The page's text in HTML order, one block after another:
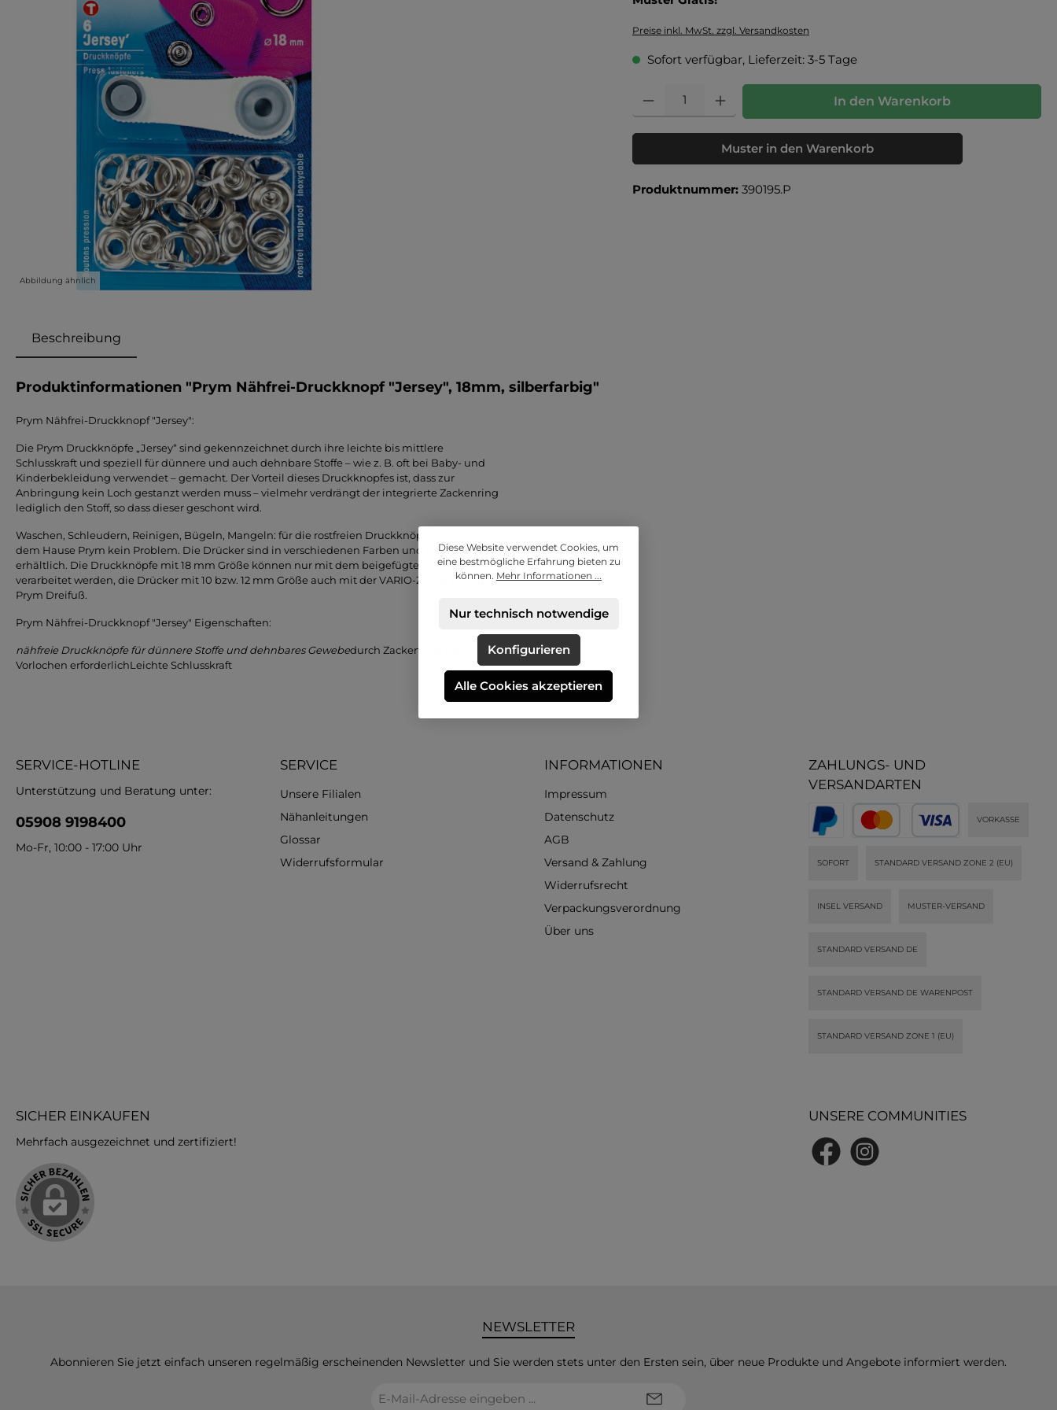
Abbildung ähnlich
Preise inkl. MwSt. zzgl. Versandkosten
Sofort verfügbar, Lieferzeit: 3-5 Tage
Produkt Anzahl: Gib den gewünschten Wert ein oder benutze die Schaltflächen um die
In den Warenkorb
Muster in den Warenkorb
Produktnummer: 390195.P
Beschreibung
Produktinformationen "Prym Nähfrei-Druckknopf "Jersey", 18mm, silberfarbig"
Prym Nähfrei-Druckknopf "Jersey":
Die Prym Druckknöpfe „Jersey“ sind gekennzeichnet durch ihre leichte bis mittlere
Schlusskraft und speziell für dünnere und auch dehnbare Stoffe – wie z. B. oft bei Baby- und
Kinderbekleidung verwendet – gemacht. Der Vorteil dieses Druckknopfes ist, dass zur
Anbringung kein Loch gestanzt werden muss – vielmehr verdrängt der integrierte Zackenring
lediglich den Stoff, so dass dieser geschont wird.
Waschen, Schleudern, Reinigen, Bügeln, Mangeln: für die rostfreien Druckknöpfe „Jersey“ aus
dem Hause Prym kein Problem. Die Drücker sind in verschiedenen Farben und Designs
erhältlich. Die Druckknöpfe mit 18 mm Größe können nur mit dem beigefügten Werkzeug
verarbeitet werden, die Drücker mit 10 bzw. 12 mm Größe auch mit der VARIO-Zange bzw. dem
Prym Dreifuß.
Prym Nähfrei-Druckknopf "Jersey" Eigenschaften:
nähfreie Druckknöpfe für dünnere Stoffe und dehnbares Gewebedurch Zackenring kein
Vorlochen erforderlichLeichte Schlusskraft
SERVICE-HOTLINE
Unterstützung und Beratung unter:
05908 9198400
Mo-Fr, 10:00 - 17:00 Uhr
SERVICE
Unsere Filialen
Nähanleitungen
Glossar
Widerrufsformular
INFORMATIONEN
Impressum
Datenschutz
AGB
Versand & Zahlung
Widerrufsrecht
Verpackungsverordnung
Über uns
ZAHLUNGS- UND
VERSANDARTEN
VORKASSE
SOFORT STANDARD VERSAND ZONE 2 (EU)
INSEL VERSAND MUSTER-VERSAND
STANDARD VERSAND DE
STANDARD VERSAND DE WARENPOST
STANDARD VERSAND ZONE 1 (EU)
SICHER EINKAUFEN
Mehrfach ausgezeichnet und zertifiziert!
UNSERE COMMUNITIES
FacebookInstagram
NEWSLETTER
Abonnieren Sie jetzt einfach unseren regelmäßig erscheinenden Newsletter und Sie werden stets unter den Ersten sein, über neue Produkte und Angebote informiert werden.
Mail-
Diese Website verwendet Cookies, um
eine bestmögliche Erfahrung bieten zu
können. Mehr Informationen ...
Nur technisch notwendige
Konfigurieren
Alle Cookies akzeptieren